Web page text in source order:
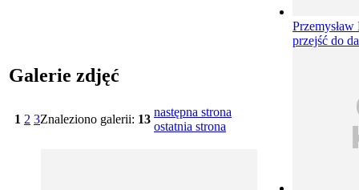
Galerie zdjęć
1 2 3Znaleziono galerii: 13
następna strona
ostatnia strona
przejść do